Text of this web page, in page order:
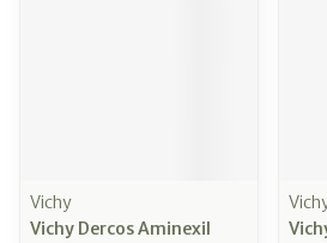
Vichy
Vichy Dercos Aminexil